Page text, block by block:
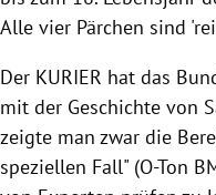
Alle vier Pärchen sind
Der KURIER hat das
mit der Geschichte von
zeigte man zwar die
speziellen Fall" (O-Ton